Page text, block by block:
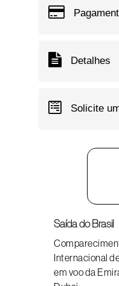
Detalhes
Solicite
Saída do Brasil
Internacional
em voo da